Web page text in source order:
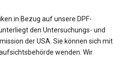
in Bezug auf unsere DPF-
den Untersuchungs- und
der USA. Sie können sich mit
wenden. Wir